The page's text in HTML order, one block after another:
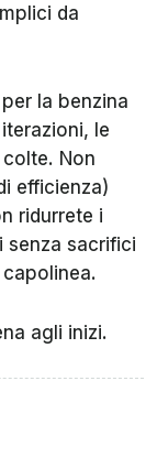
da
la benzina
le
Non
efficienza)
ridurrete i
senza sacrifici
agli inizi.